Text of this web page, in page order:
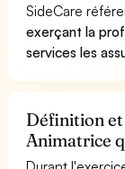
SideCare
exerçant la
services les
Définition
Animatrice